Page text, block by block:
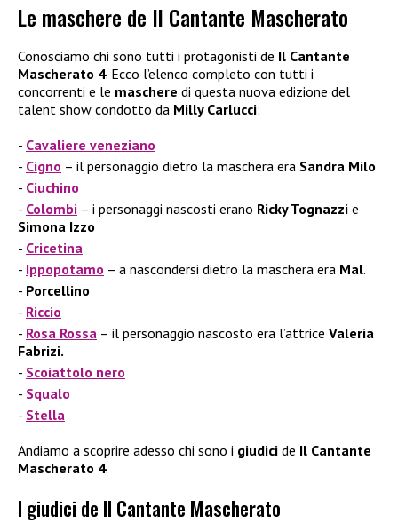
Le maschere de Il Cantante Mascherato
Conosciamo chi sono tutti i protagonisti de Il Cantante
Mascherato 4. Ecco l’elenco completo con tutti i
concorrenti e le maschere di questa nuova edizione del
talent show condotto da Milly Carlucci:
Cavaliere veneziano
Cigno – il personaggio dietro la maschera era Sandra Milo
Ciuchino
Colombi – i personaggi nascosti erano Ricky Tognazzi e
Simona Izzo
Cricetina
Ippopotamo – a nascondersi dietro la maschera era Mal.
Porcellino
Riccio
Rosa Rossa – il personaggio nascosto era l’attrice Valeria
Fabrizi.
Scoiattolo nero
Squalo
Stella
Andiamo a scoprire adesso chi sono i giudici de Il Cantante
Mascherato 4.
I giudici de Il Cantante Mascherato